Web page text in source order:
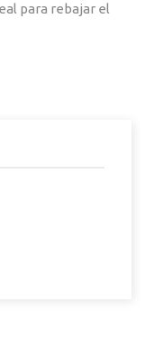
para rebajar el